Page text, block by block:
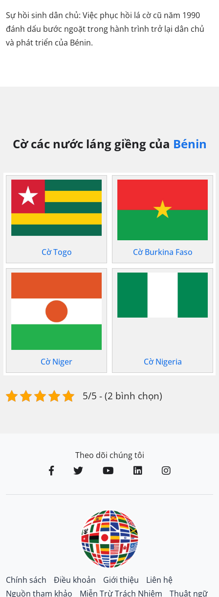
Sự hồi sinh dân chủ: Việc phục hồi lá cờ cũ năm 1990
đánh dấu bước ngoặt trong hành trình trở lại dân chủ
và phát triển của Bénin.
Cờ các nước láng giềng của Bénin
Cờ Togo Cờ Burkina Faso
Cờ Niger Cờ Nigeria
5/5 - (2 bình chọn)
Theo dõi chúng tôi
Chính sách Điều khoản Giới thiệu
Liên hệ
Nguồn tham khảo
Miễn Trừ Trách Nhiệm Thuật ngữ